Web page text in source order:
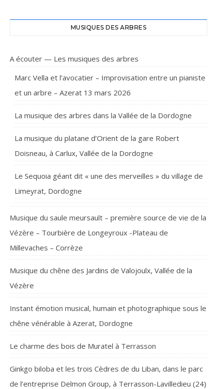
MUSIQUES DES ARBRES
A écouter — Les musiques des arbres
Marc Vella et l’avocatier – Improvisation entre un pianiste
et un arbre – Azerat 13 mars 2026
La musique des arbres dans la Vallée de la Dordogne
La musique du platane d’Orient de la gare Robert
Doisneau, à Carlux, Vallée de la Dordogne
Le Sequoia géant dit « une des merveilles » du village de
Limeyrat, Dordogne
Musique du saule meursault – première source de vie de la
Vézère – Tourbière de Longeyroux -Plateau de
Millevaches – Corrèze
Musique du chêne des Jardins de Valojoulx, Vallée de la
Vézère
Instant émotion musical, humain et photographique sous le
chêne vénérable à Azerat, Dordogne
Le charme des bois de Muratel à Terrasson
Ginkgo biloba et les trois Cèdres de du Liban, dans le parc
de l’entreprise Delmon Group, à Terrasson-Lavilledieu (24)